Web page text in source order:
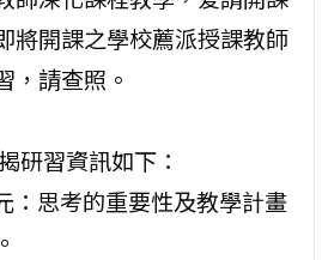
將開課之學校薦派授課教師
，請查照。
研習資訊如下：
：思考的重要性及教學計畫